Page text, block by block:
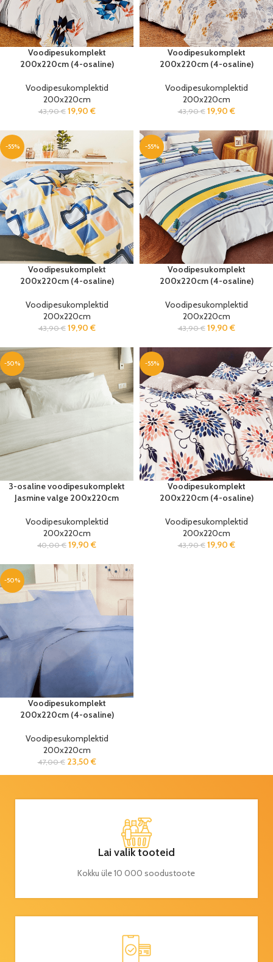
Voodipesukomplekt
200x220cm (4-osaline)
Voodipesukomplektid
200x220cm
43,90€ 19,90 €
Voodipesukomplekt
200x220cm (4-osaline)
Voodipesukomplektid
200x220cm
43,90€ 19,90 €
-55%
Voodipesukomplekt
200x220cm (4-osaline)
Voodipesukomplektid
200x220cm
43,90€ 19,90 €
-55%
Voodipesukomplekt
200x220cm (4-osaline)
Voodipesukomplektid
200x220cm
43,90€ 19,90 €
-50%
3-osaline voodipesukomplekt
Jasmine valge 200x220cm
Voodipesukomplektid
200x220cm
40,00€ 19,90 €
-55%
Voodipesukomplekt
200x220cm (4-osaline)
Voodipesukomplektid
200x220cm
43,90€ 19,90 €
-50%
Voodipesukomplekt
200x220cm (4-osaline)
Voodipesukomplektid
200x220cm
47,00€ 23,50 €
Lai valik tooteid
Kokku üle 10 000 soodustoote